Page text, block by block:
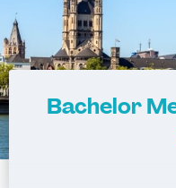
Bachelor